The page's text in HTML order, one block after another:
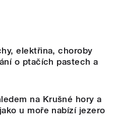
elektřina, choroby
o ptačích pastech a
na Krušné hory a
u moře nabízí jezero